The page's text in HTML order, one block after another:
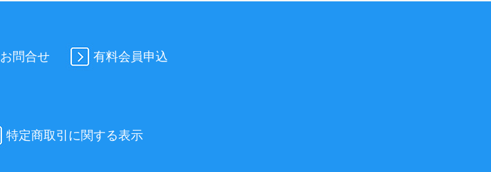
お問合せ 有料会員申込
特定商取引に関する表示